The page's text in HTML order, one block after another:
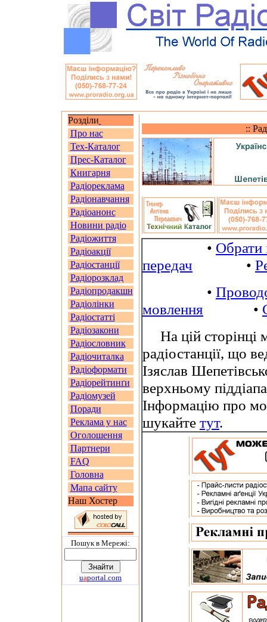
Розділи
Про нас
Тех-Каталог
Прес-Каталог
Книгарня
Радіореклама
Радіонавчання
Радіоанонс
Новини радіо
Радіожиття
Радіоакції
Радіостанції
Радіорозклад
Радіопродакшн
Радіолінки
Радіостатті
Радіозакони
Радіословник
Радіочиталка
Радіоформати
Радіорейтинґи
Радіомузей
Поради
Реклама у нас
Оголошення
Партнери
FAQ
Головна
Мапа сайту
Наш Хостер
Пошук в Мережi:
uaportal.com
::
• Обрати
передач •
•
мовлення •
На цій сторінці
радіостанції, що
Ізяслав
верхньому
Інформацію про
шукайте тут.